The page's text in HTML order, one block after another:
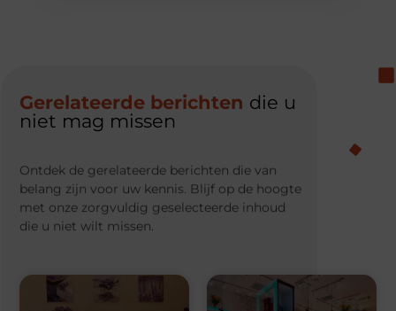
Gerelateerde berichten die u
niet mag missen
Ontdek de gerelateerde berichten die van
belang zijn voor uw kennis. Blijf op de hoogte
met onze zorgvuldig geselecteerde inhoud
die u niet wilt missen.